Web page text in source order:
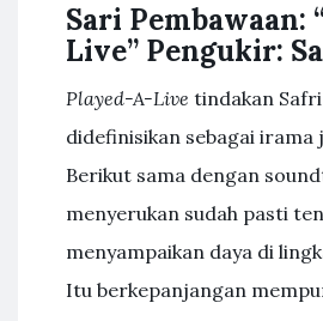
Sari Pembawaan:
Live” Pengukir:
Played-A-Live tindakan
didefinisikan sebagai irama
Berikut sama dengan
menyerukan sudah pasti
menyampaikan daya di
Itu berkepanjangan